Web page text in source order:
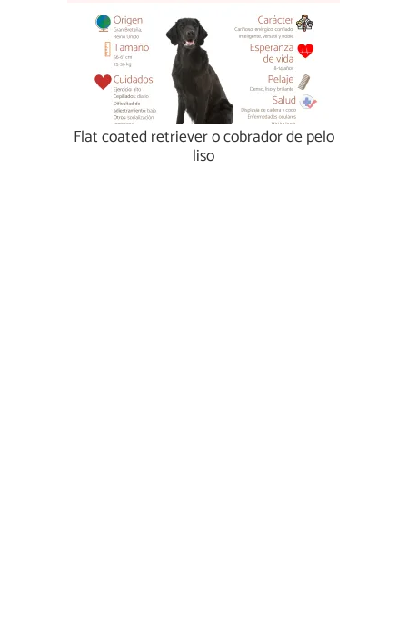
Flat coated retriever o cobrador de pelo
liso